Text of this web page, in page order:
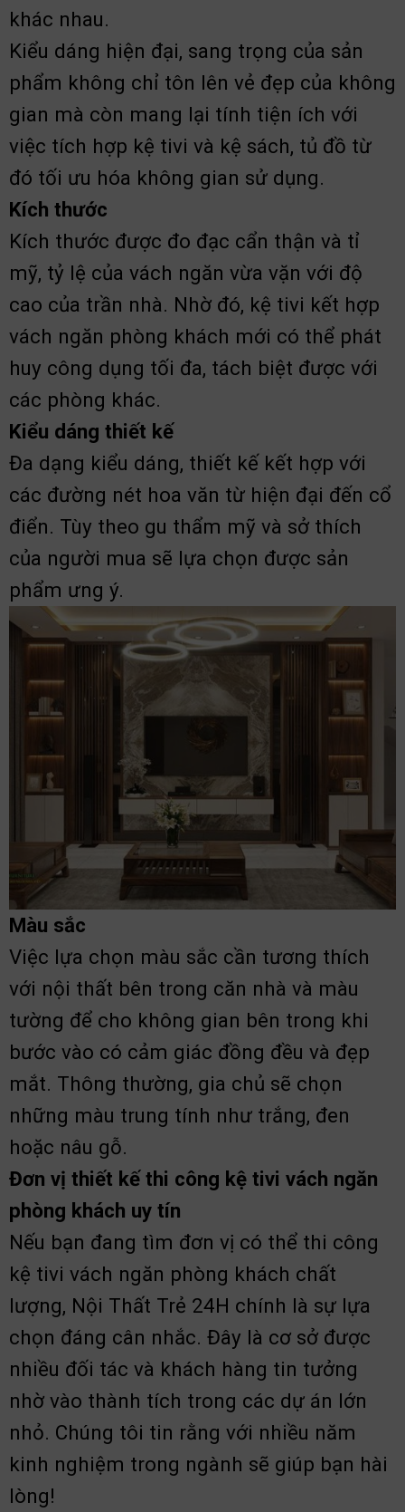
khác nhau.
Kiểu dáng hiện đại, sang trọng của sản
phẩm không chỉ tôn lên vẻ đẹp của không
gian mà còn mang lại tính tiện ích với
việc tích hợp kệ tivi và kệ sách, tủ đồ từ
đó tối ưu hóa không gian sử dụng.
Kích thước
Kích thước được đo đạc cẩn thận và tỉ
mỹ, tỷ lệ của vách ngăn vừa vặn với độ
cao của trần nhà. Nhờ đó, kệ tivi kết hợp
vách ngăn phòng khách mới có thể phát
huy công dụng tối đa, tách biệt được với
các phòng khác.
Kiểu dáng thiết kế
Đa dạng kiểu dáng, thiết kế kết hợp với
các đường nét hoa văn từ hiện đại đến cổ
điển. Tùy theo gu thẩm mỹ và sở thích
của người mua sẽ lựa chọn được sản
phẩm ưng ý.
Màu sắc
Việc lựa chọn màu sắc cần tương thích
với nội thất bên trong căn nhà và màu
tường để cho không gian bên trong khi
bước vào có cảm giác đồng đều và đẹp
mắt. Thông thường, gia chủ sẽ chọn
những màu trung tính như trắng, đen
hoặc nâu gỗ.
Đơn vị thiết kế thi công kệ tivi vách ngăn
phòng khách uy tín
Nếu bạn đang tìm đơn vị có thể thi công
kệ tivi vách ngăn phòng khách chất
lượng, Nội Thất Trẻ 24H chính là sự lựa
chọn đáng cân nhắc. Đây là cơ sở được
nhiều đối tác và khách hàng tin tưởng
nhờ vào thành tích trong các dự án lớn
nhỏ. Chúng tôi tin rằng với nhiều năm
kinh nghiệm trong ngành sẽ giúp bạn hài
lòng!